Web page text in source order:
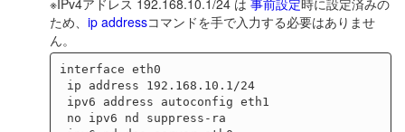
ため、 ip addressコマンドを手で入力する必要はありませ
ん。
interface eth0